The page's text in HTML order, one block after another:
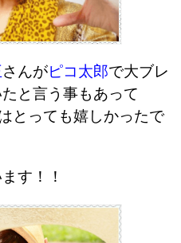
さんがピコ太郎で大ブレ
と言う事もあって
とっても嬉しかったで
す！！